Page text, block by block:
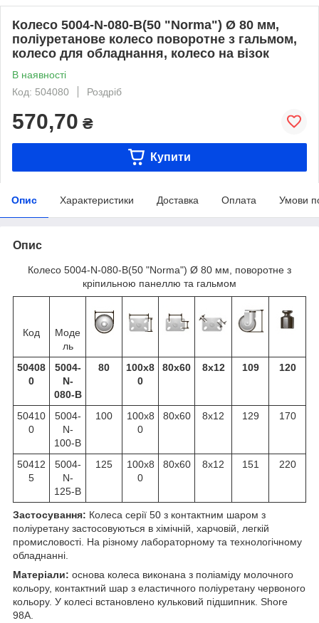
Колесо 5004-N-080-B(50 "Norma") Ø 80 мм,
поліуретанове колесо поворотне з гальмом,
колесо для обладнання, колесо на візок
В наявності
Код: 504080
Роздріб
570,70 ₴
Купити
Опис Характеристики Доставка Оплата Умови
Опис
Колесо 5004-N-080-B(50 "Norma") Ø 80 мм, поворотне з
кріпильною панеллю та гальмом
Код
Моде
ль
50408
0
5004-
N-
080-B
80
100x8
0
80x60 8x12 109 120
50410
0
5004-
N-
100-B
100
100x8
0
80x60 8x12 129 170
50412
5
5004-
N-
125-B
125
100x8
0
80x60 8x12 151 220
Застосування: Колеса серії 50 з контактним шаром з
поліуретану застосовуються в хімічній, харчовій, легкій
промисловості. На різному лабораторному та технологічному
обладнанні.
Матеріали: основа колеса виконана з поліаміду молочного
кольору, контактний шар з еластичного поліуретану червоного
кольору. У колесі встановлено кульковий підшипник. Shore
98A.